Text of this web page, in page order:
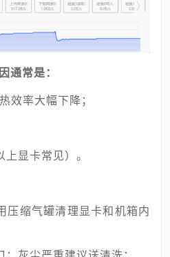
通常是：
效率大幅下降；
显卡常见）。
压缩气罐清理显卡和机箱内